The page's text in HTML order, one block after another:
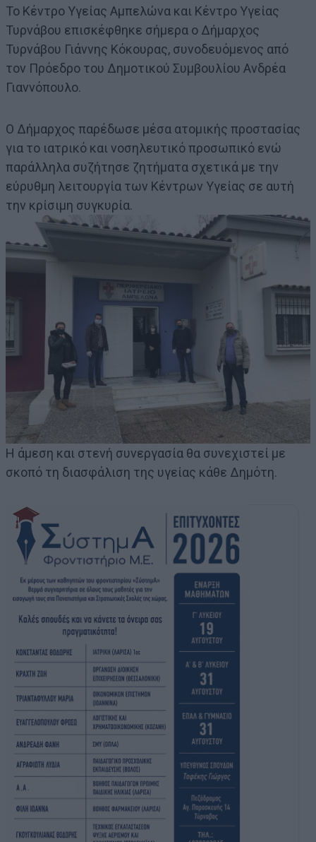
Το Κέντρο Υγείας Αμπελώνα και Κέντρο Υγείας
Τυρνάβου επισκέφθηκε σήμερα ο Δήμαρχος
Τυρνάβου Γιάννης Κόκουρας, συνοδευόμενος από
τον Πρόεδρο του Δημοτικού Συμβουλίου Ανδρέα
Γιαννόπουλο.
Ο Δήμαρχος παρέδωσε μέσα ατομικής προστασίας
για το ιατρικό και νοσηλευτικό προσωπικό ενώ
παράλληλα συζήτησε ζητήματα σχετικά με την
εύρυθμη λειτουργία των Κέντρων Υγείας σε αυτή
την κρίσιμη συγκυρία.
Η άμεση και στενή συνεργασία θα συνεχιστεί με
σκοπό τη διασφάλιση της υγείας κάθε Δημότη.